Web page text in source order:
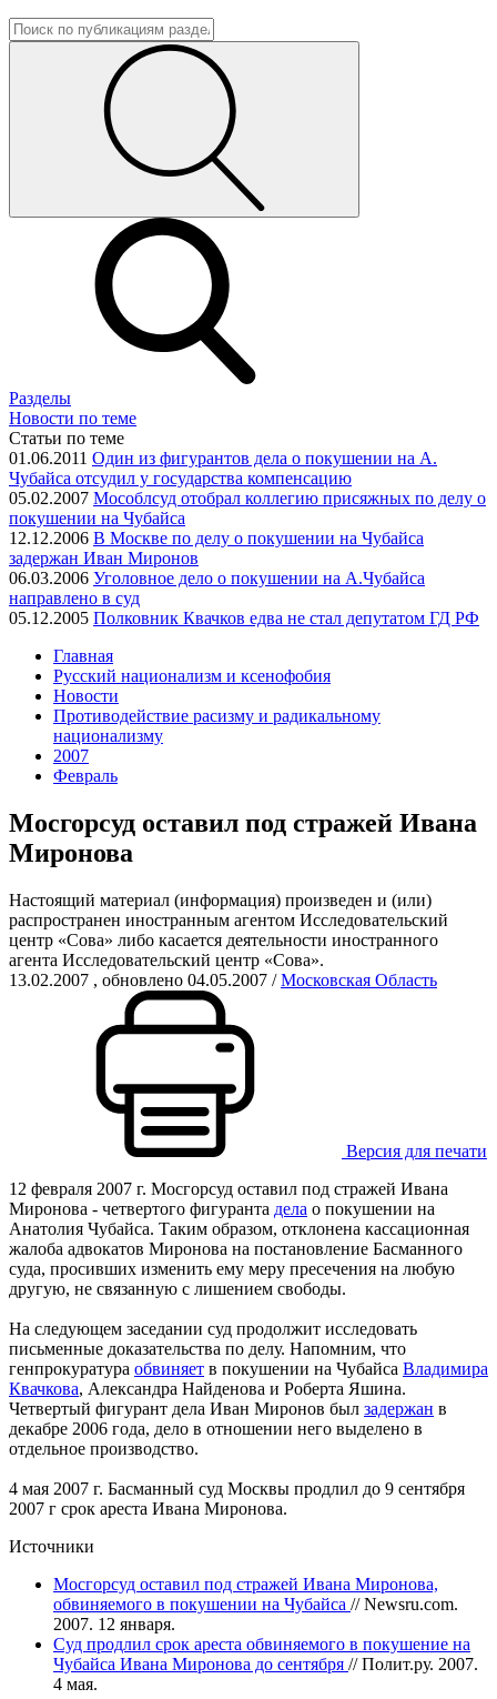
Разделы
Новости по теме
Статьи по теме
01.06.2011 Один из фигурантов дела о покушении на А.
Чубайса отсудил у государства компенсацию
05.02.2007 Мособлсуд отобрал коллегию присяжных по делу о
покушении на Чубайса
12.12.2006 В Москве по делу о покушении на Чубайса
задержан Иван Миронов
06.03.2006 Уголовное дело о покушении на А.Чубайса
направлено в суд
05.12.2005 Полковник Квачков едва не стал депутатом ГД РФ
Главная
Русский национализм и ксенофобия
Новости
Противодействие расизму и радикальному
национализму
2007
Февраль
Мосгорсуд оставил под стражей Ивана
Миронова
Настоящий материал (информация) произведен и (или)
распространен иностранным агентом Исследовательский
центр «Сова» либо касается деятельности иностранного
агента Исследовательский центр «Сова».
13.02.2007 , обновлено 04.05.2007 /Московская Область
Версия для печати
12 февраля 2007 г. Мосгорсуд оставил под стражей Ивана
Миронова - четвертого фигуранта дела о покушении на
Анатолия Чубайса. Таким образом, отклонена кассационная
жалоба адвокатов Миронова на постановление Басманного
суда, просивших изменить ему меру пресечения на любую
другую, не связанную с лишением свободы.
На следующем заседании суд продолжит исследовать
письменные доказательства по делу. Напомним, что
генпрокуратура обвиняет в покушении на Чубайса Владимира
Квачкова, Александра Найденова и Роберта Яшина.
Четвертый фигурант дела Иван Миронов был задержан в
декабре 2006 года, дело в отношении него выделено в
отдельное производство.
4 мая 2007 г. Басманный суд Москвы продлил до 9 сентября
2007 г срок ареста Ивана Миронова.
Источники
Мосгорсуд оставил под стражей Ивана Миронова,
обвиняемого в покушении на Чубайса // Newsru.com.
2007. 12 января.
Суд продлил срок ареста обвиняемого в покушение на
Чубайса Ивана Миронова до сентября // Полит.ру. 2007.
4 мая.